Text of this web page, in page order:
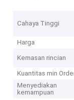
Cahaya Tinggi
Harga
Kemasan rincian
Kuantitas min
Menyediakan
kemampuan